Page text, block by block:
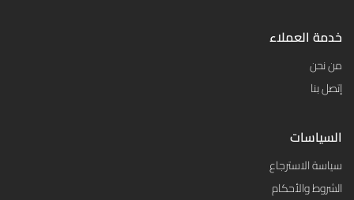
خدمة العملاء
من نحن
إتصل بنا
السياسات
سياسة الاسترجاع
الشروط والأحكام